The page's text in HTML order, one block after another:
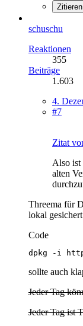
Zitieren
schuschu
Reaktionen
355
Beiträge
1.603
4.
#7
Zitat
Also ist
alten
Threema für
lokal
Code
dpkg -i
sollte auch
Jeder Tag
Jeder Tag ist